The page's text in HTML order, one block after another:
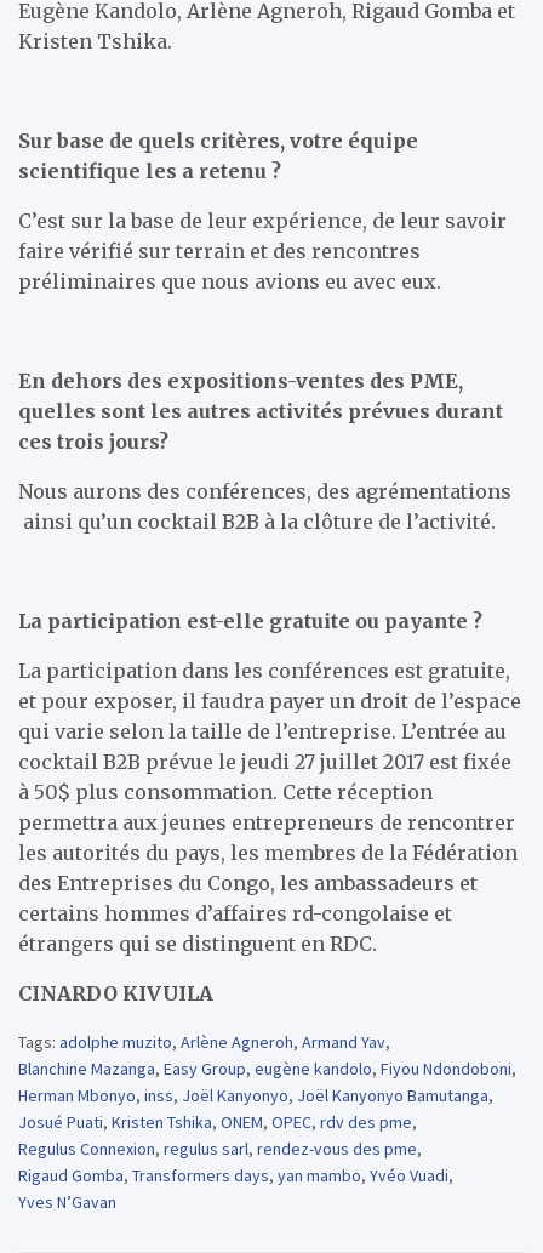
Eugène Kandolo, Arlène Agneroh, Rigaud Gomba et
Kristen Tshika.
Sur base de quels critères, votre équipe
scientifique les a retenu ?
C’est sur la base de leur expérience, de leur savoir
faire vérifié sur terrain et des rencontres
préliminaires que nous avions eu avec eux.
En dehors des expositions-ventes des PME,
quelles sont les autres activités prévues durant
ces trois jours?
Nous aurons des conférences, des agrémentations
ainsi qu’un cocktail B2B à la clôture de l’activité.
La participation est-elle gratuite ou payante ?
La participation dans les conférences est gratuite,
et pour exposer, il faudra payer un droit de l’espace
qui varie selon la taille de l’entreprise. L’entrée au
cocktail B2B prévue le jeudi 27 juillet 2017 est fixée
à 50$ plus consommation. Cette réception
permettra aux jeunes entrepreneurs de rencontrer
les autorités du pays, les membres de la Fédération
des Entreprises du Congo, les ambassadeurs et
certains hommes d’affaires rd-congolaise et
étrangers qui se distinguent en RDC.
CINARDO KIVUILA
Tags: adolphe muzito, Arlène Agneroh, Armand Yav,
Blanchine Mazanga, Easy Group, eugène kandolo, Fiyou Ndondoboni,
Herman Mbonyo, inss, Joël Kanyonyo, Joël Kanyonyo Bamutanga,
Josué Puati, Kristen Tshika, ONEM, OPEC, rdv des pme,
Regulus Connexion, regulus sarl, rendez-vous des pme,
Rigaud Gomba, Transformers days, yan mambo, Yvéo Vuadi,
Yves N’Gavan